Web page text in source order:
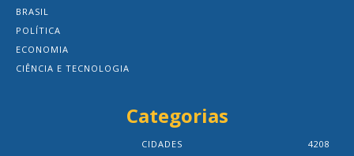
BRASIL
POLÍTICA
ECONOMIA
CIÊNCIA E TECNOLOGIA
Categorias
CIDADES
4208